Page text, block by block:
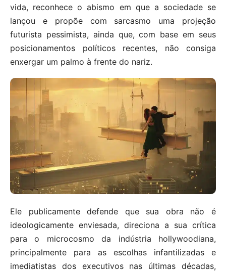
vida, reconhece o abismo em que a sociedade se
lançou e propõe com sarcasmo uma projeção
futurista pessimista, ainda que, com base em seus
posicionamentos políticos recentes, não consiga
enxergar um palmo à frente do nariz.
Ele publicamente defende que sua obra não é
ideologicamente enviesada, direciona a sua crítica
para o microcosmo da indústria hollywoodiana,
principalmente para as escolhas infantilizadas e
imediatistas dos executivos nas últimas décadas,